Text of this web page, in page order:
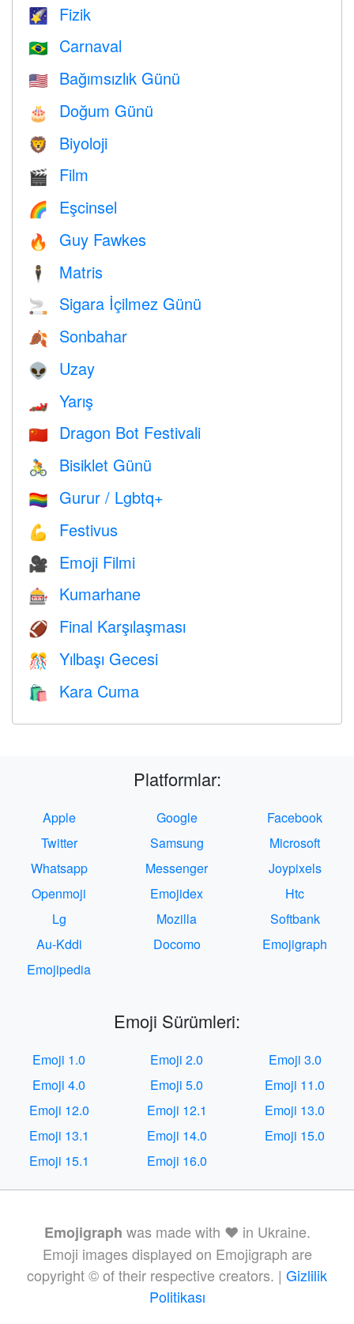
🌠 Fizik
🇧🇷 Carnaval
🇺🇸 Bağımsızlık Günü
🎂 Doğum Günü
🦁 Biyoloji
🎬 Film
🌈 Eşcinsel
🔥 Guy Fawkes
🕴️ Matris
🚬 Sigara İçilmez Günü
🍂 Sonbahar
👽 Uzay
🏎 Yarış
🇨🇳 Dragon Bot Festivali
🚴 Bisiklet Günü
🏳️‍🌈 Gurur / Lgbtq+
💪 Festivus
🎥 Emoji Filmi
🎰 Kumarhane
🏈 Final Karşılaşması
🎊 Yılbaşı Gecesi
🛍 Kara Cuma
Platformlar:
Apple Google
Facebook
Twitter
Samsung
Microsoft
Whatsapp
Messenger
Joypixels
Openmoji
Emojidex
Htc
Lg
Mozilla
Softbank
Au-Kddi
Docomo
Emojigraph
Emojipedia
Emoji Sürümleri:
Emoji 1.0 Emoji 2.0
Emoji 3.0
Emoji 4.0
Emoji 5.0
Emoji 11.0
Emoji 12.0
Emoji 12.1
Emoji 13.0
Emoji 13.1
Emoji 14.0
Emoji 15.0
Emoji 15.1
Emoji 16.0
Emojigraph was made with ❤️ in Ukraine.
Emoji images displayed on Emojigraph are
copyright © of their respective creators. | Gizlilik
Politikası